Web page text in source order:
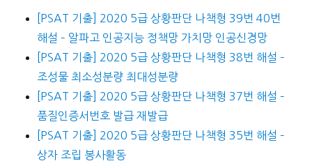
[PSAT 기출] 2020 5급 상황판단 나책형 39번 40번
해설 – 알파고 인공지능 정책망 가치망 인공신경망
[PSAT 기출] 2020 5급 상황판단 나책형 38번 해설 –
조성물 최소성분량 최대성분량
[PSAT 기출] 2020 5급 상황판단 나책형 37번 해설 –
품질인증서번호 발급 재발급
[PSAT 기출] 2020 5급 상황판단 나책형 35번 해설 –
상자 조립 봉사활동